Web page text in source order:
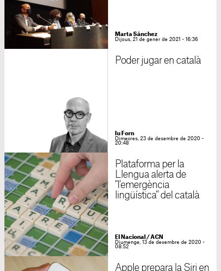
Marta Sánchez
Dijous, 21 de gener de 2021 - 16:36
Poder jugar en català
Iu Forn
Dimecres, 23 de desembre de 2020 -
20:48
Plataforma per la
Llengua alerta de
"l'emergència
lingüística" del català
El Nacional / ACN
Diumenge, 13 de desembre de 2020 -
08:52
Apple prepara la Siri en